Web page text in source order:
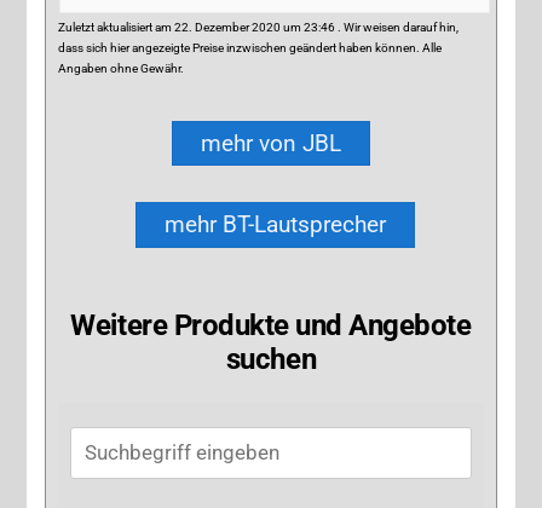
Zuletzt aktualisiert am 22. Dezember 2020 um 23:46 . Wir weisen darauf hin,
dass sich hier angezeigte Preise inzwischen geändert haben können. Alle
Angaben ohne Gewähr.
mehr von JBL
mehr BT-Lautsprecher
Weitere Produkte und Angebote
suchen